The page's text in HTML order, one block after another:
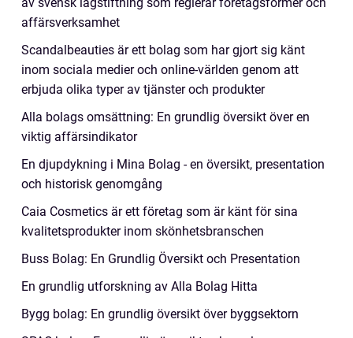
affärsverksamhet
Scandalbeauties är ett bolag som har gjort sig känt
inom sociala medier och online-världen genom att
erbjuda olika typer av tjänster och produkter
Alla bolags omsättning: En grundlig översikt över en
viktig affärsindikator
En djupdykning i Mina Bolag - en översikt, presentation
och historisk genomgång
Caia Cosmetics är ett företag som är känt för sina
kvalitetsprodukter inom skönhetsbranschen
Buss Bolag: En Grundlig Översikt och Presentation
En grundlig utforskning av Alla Bolag Hitta
Bygg bolag: En grundlig översikt över byggsektorn